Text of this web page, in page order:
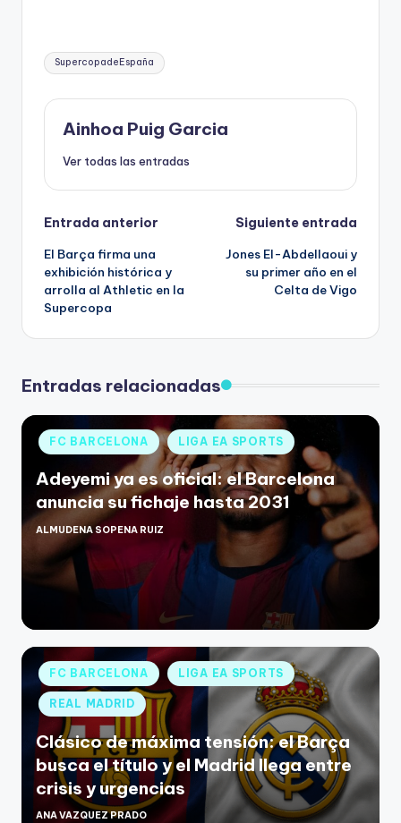
SupercopadeEspaña
Ainhoa Puig Garcia
Ver todas las entradas
Entrada anterior
El Barça firma una
exhibición histórica y
arrolla al Athletic en la
Supercopa
Siguiente entrada
Jones El-Abdellaoui y
su primer año en el
Celta de Vigo
Entradas relacionadas
FC BARCELONA LIGA EA SPORTS
Adeyemi ya es oficial: el Barcelona
anuncia su fichaje hasta 2031
ALMUDENA SOPENA RUIZ
FC BARCELONA LIGA EA SPORTS
REAL MADRID
Clásico de máxima tensión: el Barça
busca el título y el Madrid llega entre
crisis y urgencias
ANA VAZQUEZ PRADO